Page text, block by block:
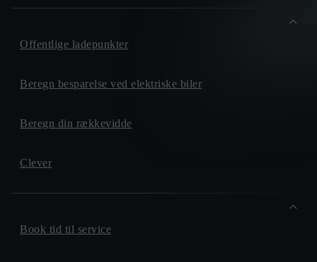
Offentlige ladepunkter
Beregn besparelse ved elektriske biler
Beregn din rækkevidde
Clever
Book tid til service